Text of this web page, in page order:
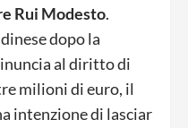
Rui Modesto.
dopo la
al diritto di
milioni di euro, il
intenzione di lasciar